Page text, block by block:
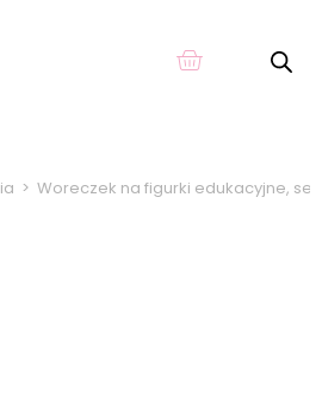
> Woreczek na figurki edukacyjne,